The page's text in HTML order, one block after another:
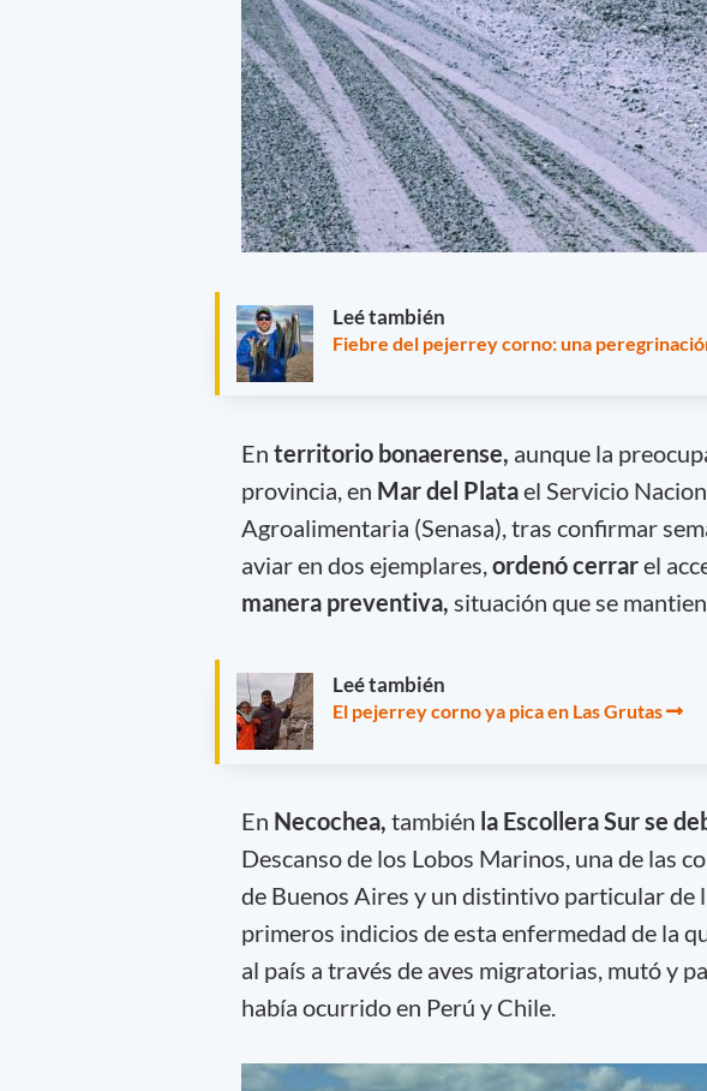
Leé también
Fiebre del pejerrey corno: una
En territorio bonaerense, aunque la
provincia, en Mar del Platael Servicio
Agroalimentaria (Senasa), tras confirmar
aviar en dos ejemplares, ordenó cerrarel
manera preventiva, situación que se
Leé también
El pejerrey corno ya pica en Las Grutas
En Necochea, también la Escollera Sur se
Descanso de los Lobos Marinos, una de las
de Buenos Aires y un distintivo particular de
primeros indicios de esta enfermedad de la
al país a través de aves migratorias, mutó y
había ocurrido en Perú y Chile.